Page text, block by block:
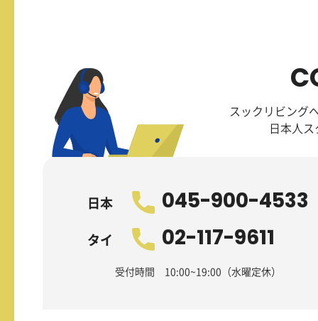
スックリビング
日本人
日本 045-900-4533
タイ 02-117-9611
受付時間 10:00~19:00（水曜定休）